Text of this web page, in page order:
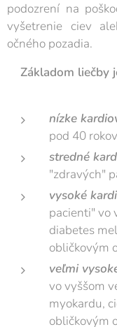
podozrení na
vyšetrenie ciev
očného pozadia.
Základom liečby
nízke
pod 40
stredné
"zdravých"
vysoké
pacienti" vo
diabetes
obličkovým
veľmi
vo vyššom
myokardu,
obličkovým